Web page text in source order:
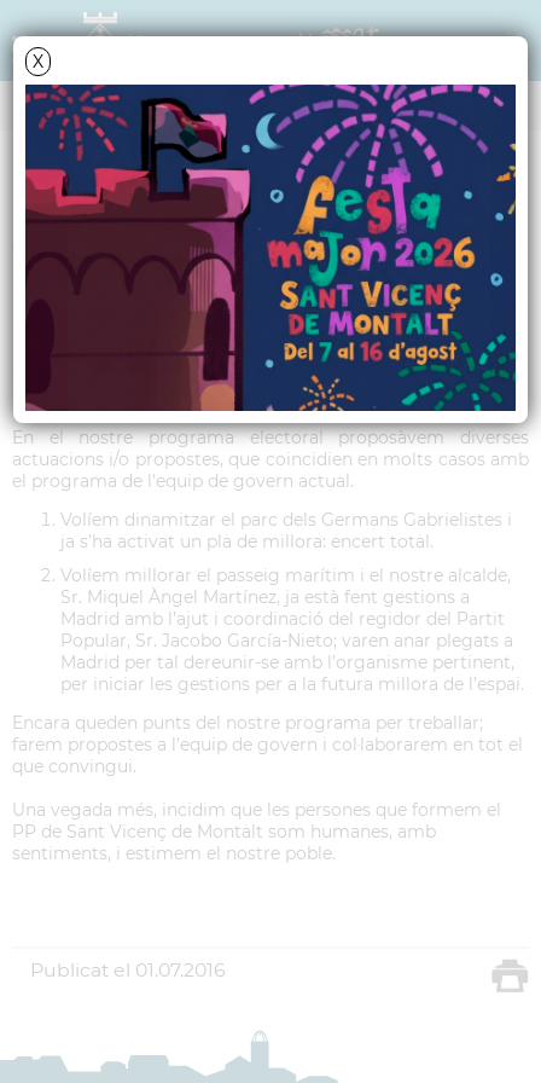
X
TRIBUNA POLÍTICA
Article PP - Juliol 2016
Benvolguts vilatans, com tothom sap, estem vivint un
moment polític molt complicat i inestable alhora, tant a
nivell estatal com autonòmic. Per sort, a la nostra vila no és
el cas. Des del Partit Popular, volem contribuir activament a
poder potenciar i millorar més si cal el nostre poble.
En el nostre programa electoral proposàvem diverses
actuacions i/o propostes, que coincidien en molts casos amb
el programa de l’equip de govern actual.
Volíem dinamitzar el parc dels Germans Gabrielistes i
ja s’ha activat un pla de millora: encert total.
Volíem millorar el passeig marítim i el nostre alcalde,
Sr. Miquel Àngel Martínez, ja està fent gestions a
Madrid amb l’ajut i coordinació del regidor del Partit
Popular, Sr. Jacobo García-Nieto; varen anar plegats a
Madrid per tal dereunir-se amb l’organisme pertinent,
per iniciar les gestions per a la futura millora de l’espai.
Encara queden punts del nostre programa per treballar;
farem propostes a l’equip de govern i col·laborarem en tot el
que convingui.
Una vegada més, incidim que les persones que formem el
PP de Sant Vicenç de Montalt som humanes, amb
sentiments, i estimem el nostre poble.
Publicat el 01.07.2016